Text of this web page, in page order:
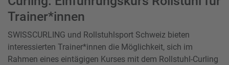
Trainer*innen
SWISSCURLING und Rollstuhlsport Schweiz bieten
interessierten Trainer*innen die Möglichkeit, sich im
Rahmen eines eintägigen Kurses mit dem Rollstuhl-Curling